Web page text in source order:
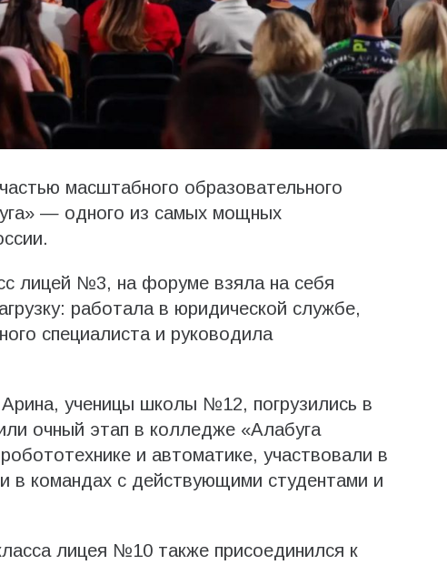
масштабного образовательного
— одного из самых мощных
лицей №3, на форуме взяла на себя
работала в юридической службе,
специалиста и руководила
ученицы школы №12, погрузились в
очный этап в колледже «Алабуга
и автоматике, участвовали в
в командах с действующими студентами и
лицея №10 также присоединился к